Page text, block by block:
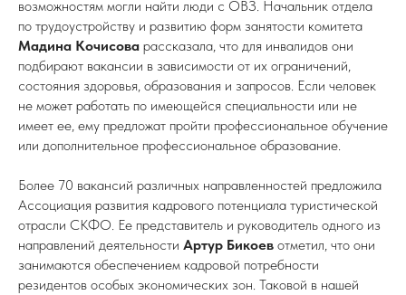
возможностям могли найти люди с ОВЗ. Начальник отдела
по трудоустройству и развитию форм занятости комитета
Мадина Кочисова рассказала, что для инвалидов они
подбирают вакансии в зависимости от их ограничений,
состояния здоровья, образования и запросов. Если человек
не может работать по имеющейся специальности или не
имеет ее, ему предложат пройти профессиональное обучение
или дополнительное профессиональное образование.
Более 70 вакансий различных направленностей предложила
Ассоциация развития кадрового потенциала туристической
отрасли СКФО. Ее представитель и руководитель одного из
направлений деятельности Артур Бикоев отметил, что они
занимаются обеспечением кадровой потребности
резидентов особых экономических зон. Таковой в нашей